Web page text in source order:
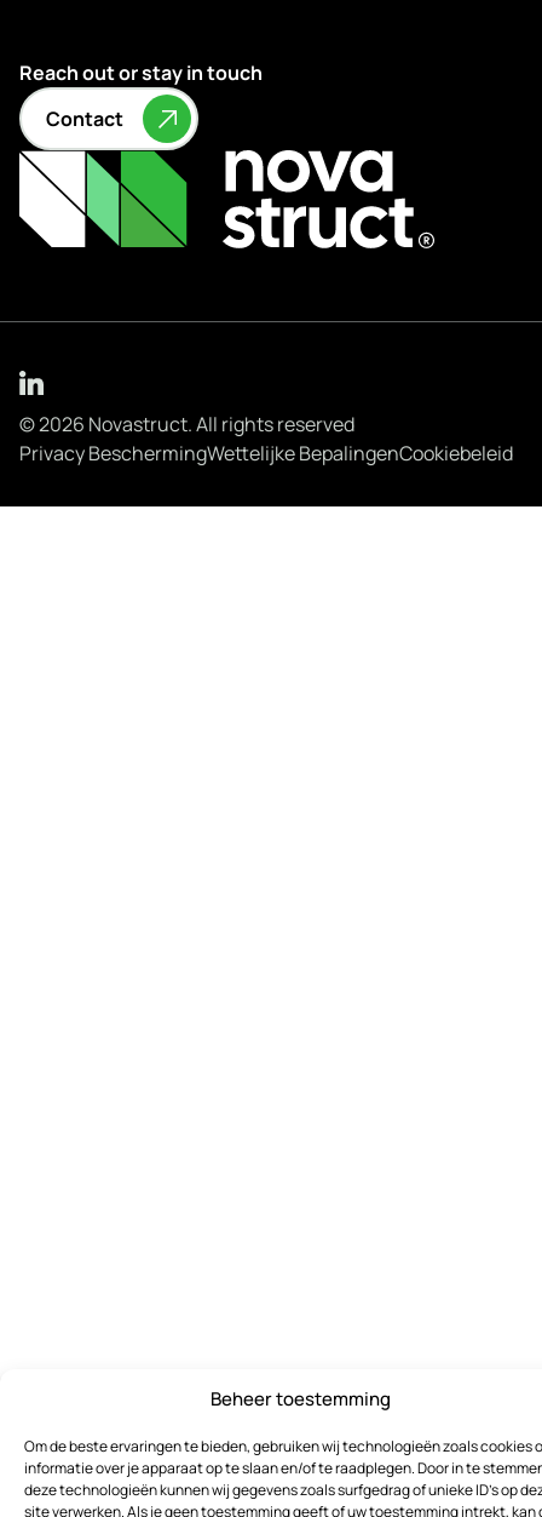
Beheer toestemming
Om de beste ervaringen te bieden, gebruiken wij technologieën zoals cookies
informatie over je apparaat op te slaan en/of te raadplegen. Door in te
deze technologieën kunnen wij gegevens zoals surfgedrag of unieke ID's op
site verwerken. Als je geen toestemming geeft of uw toestemming intrekt, kan
Reach out or stay in touch
Contact
© 2026 Novastruct. All rights reserved
Privacy BeschermingWettelijke BepalingenCookiebeleid